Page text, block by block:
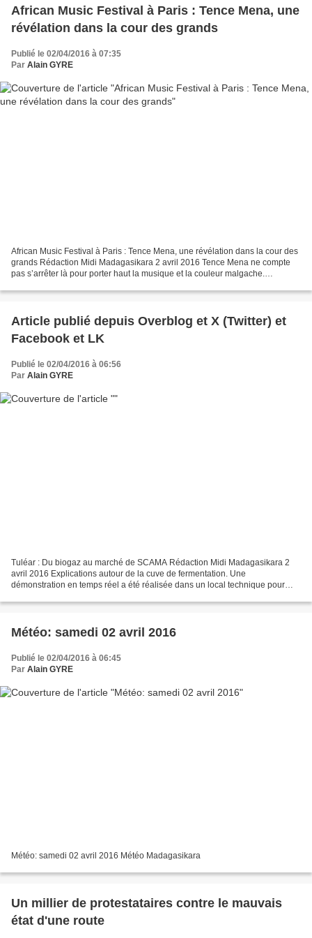
African Music Festival à Paris : Tence Mena, une
révélation dans la cour des grands
Publié le 02/04/2016 à 07:35
Par Alain GYRE
African Music Festival à Paris : Tence Mena, une révélation dans la cour des
grands Rédaction Midi Madagasikara 2 avril 2016 Tence Mena ne compte
pas s’arrêter là pour porter haut la musique et la couleur malgache.
Article publié depuis Overblog et X (Twitter) et
Facebook et LK
Publié le 02/04/2016 à 06:56
Par Alain GYRE
Tuléar : Du biogaz au marché de SCAMA Rédaction Midi Madagasikara 2
avril 2016 Explications autour de la cuve de fermentation. Une
démonstration en temps réel a été réalisée dans un local technique pour
Météo: samedi 02 avril 2016
Publié le 02/04/2016 à 06:45
Par Alain GYRE
Météo: samedi 02 avril 2016 Météo Madagasikara
Un millier de protestataires contre le mauvais
état d'une route